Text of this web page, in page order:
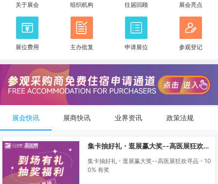
关于展会 组织机构 往届回顾 展会亮点
展位费用 主办批复 申请展位 参观登记
展会快讯 展商快讯 业界资讯 政策法规
集卡抽好礼・逛展赢大奖--高医展狂欢寻品・100% 有奖
集卡抽好礼・逛展赢大奖--高医展狂欢寻品・10
0% 有奖